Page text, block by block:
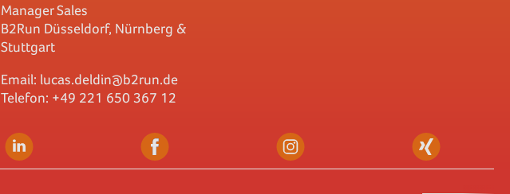
Manager Sales
B2Run Düsseldorf, Nürnberg &
Stuttgart
Email: lucas.deldin@b2run.de
Telefon: +49 221 650 367 12